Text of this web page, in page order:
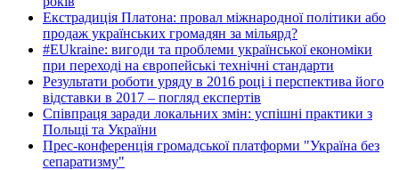
Екстрадиція Платона: провал міжнародної політики або
продаж українських громадян за мільярд?
#EUkraine: вигоди та проблеми української економіки
при переході на європейські технічні стандарти
Результати роботи уряду в 2016 році і перспектива його
відставки в 2017 – погляд експертів
Співпраця заради локальних змін: успішні практики з
Польщі та України
Прес-конференція громадської платформи "Україна без
сепаратизму"